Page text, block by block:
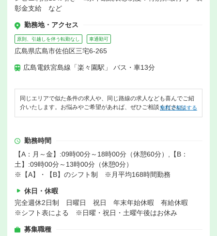
彰金支給 など
勤務地・アクセス
原則、引越しを伴う転勤なし 車通勤可
広島県広島市佐伯区三宅6-265
広島電鉄宮島線「楽々園駅」 バス・車13分
同じエリアで似た条件の求人や、同じ路線の求人なども喜んでご紹
介いたします。お悩みやご希望があれば、ぜひご相談ください。
無料で相談する
勤務時間
【A：月～金】:09時00分～18時00分（休憩60分）,【B：
土】:09時00分～13時00分（休憩0分）
※【A】・【B】のシフト制 ※月平均168時間勤務
休日・休暇
完全週休2日制 日曜日 祝日 年末年始休暇 有給休暇
※シフト表による ※日曜・祝日・土曜午後はお休み
募集職種